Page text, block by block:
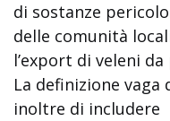
di sostanze
delle comunità
l’export di veleni
La definizione vaga
inoltre di includere